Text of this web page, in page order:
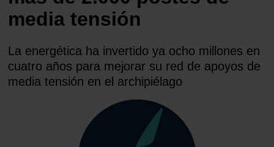
media tensión
La energética ha invertido ya ocho millones en
cuatro años para mejorar su red de apoyos de
media tensión en el archipiélago